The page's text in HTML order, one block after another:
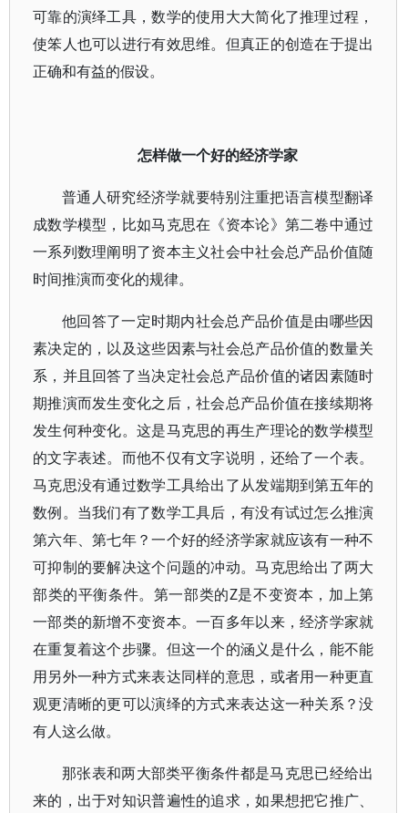
可靠的演绎工具，数学的使用大大简化了推理过程，
使笨人也可以进行有效思维。但真正的创造在于提出
正确和有益的假设。
怎样做一个好的经济学家
普通人研究经济学就要特别注重把语言模型翻译
成数学模型，比如马克思在《资本论》第二卷中通过
一系列数理阐明了资本主义社会中社会总产品价值随
时间推演而变化的规律。
他回答了一定时期内社会总产品价值是由哪些因
素决定的，以及这些因素与社会总产品价值的数量关
系，并且回答了当决定社会总产品价值的诸因素随时
期推演而发生变化之后，社会总产品价值在接续期将
发生何种变化。这是马克思的再生产理论的数学模型
的文字表述。而他不仅有文字说明，还给了一个表。
马克思没有通过数学工具给出了从发端期到第五年的
数例。当我们有了数学工具后，有没有试过怎么推演
第六年、第七年？一个好的经济学家就应该有一种不
可抑制的要解决这个问题的冲动。马克思给出了两大
部类的平衡条件。第一部类的Z是不变资本，加上第
一部类的新增不变资本。一百多年以来，经济学家就
在重复着这个步骤。但这一个的涵义是什么，能不能
用另外一种方式来表达同样的意思，或者用一种更直
观更清晰的更可以演绎的方式来表达这一种关系？没
有人这么做。
那张表和两大部类平衡条件都是马克思已经给出
来的，出于对知识普遍性的追求，如果想把它推广、